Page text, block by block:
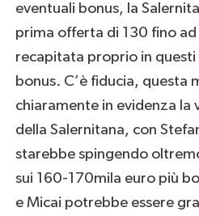
eventuali bonus, la
prima offerta di 130 fino ad
recapitata proprio in
bonus. C’è fiducia, questa
chiaramente in evidenza la
della Salernitana, con
starebbe spingendo
sui 160-170mila euro più
e Micai potrebbe essere